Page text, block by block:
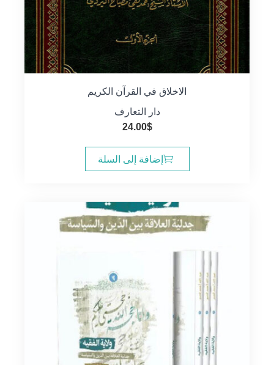
الاخلاق في القرآن الكريم
دار التعارف
24.00$
إضافة إلى السلة